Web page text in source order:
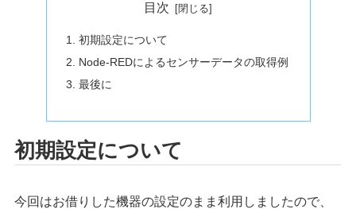
目次
初期設定について
Node-REDによるセンサーデータの取得例
最後に
初期設定について
今回はお借りした機器の設定のまま利用しましたので、